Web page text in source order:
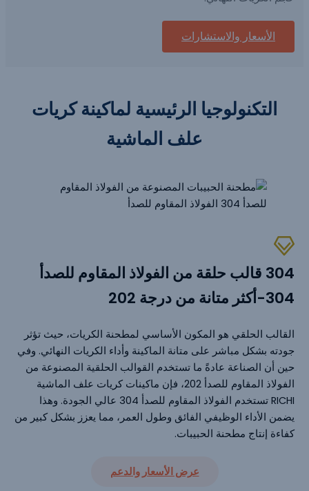
الأسعار والاستشارات
التكنولوجيا الرئيسية لماكينة كريات
علف الماشية
304 قالب حلقة من الفولاذ المقاوم للصدأ
304-أكثر متانة من درجة 202
القالب الحلقي هو المكون الأساسي لمطحنة الكريات، حيث تؤثر
جودته بشكل مباشر على متانة الماكينة وأداء الكريات النهائي. وفي
حين أن الصناعة عادةً ما تستخدم القوالب الحلقية المصنوعة من
الفولاذ المقاوم للصدأ 202، فإن ماكينات كريات علف الماشية
RICHI تستخدم الفولاذ المقاوم للصدأ 304 عالي الجودة. وهذا
يضمن الأداء الوظيفي الفائق وطول العمر، مما يعزز بشكل كبير من
كفاءة إنتاج مطحنة الحبيبات.
عرض الأسعار والدعم